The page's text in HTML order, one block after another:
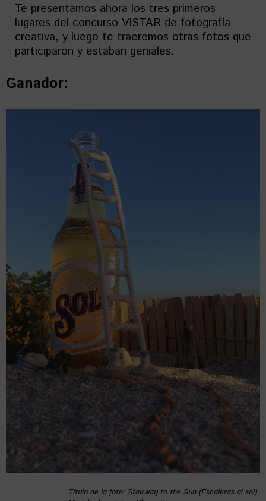
Te presentamos ahora los tres primeros
lugares del concurso VISTAR de fotografía
creativa, y luego te traeremos otras fotos que
participaron y estaban geniales.
Ganador:
Título de la foto: Stairway to the Sun (Escaleras al sol)